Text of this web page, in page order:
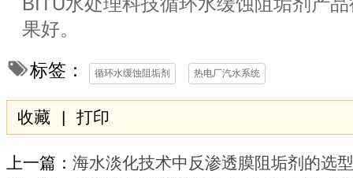
果好。
标签： 循环水缓蚀阻垢剂 热电厂汽水系统
收藏 | 打印
上一篇： ​海水淡化技术中反渗透膜阻垢剂的选型